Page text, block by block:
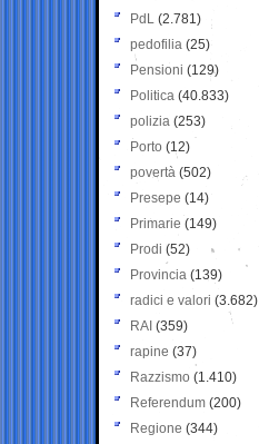
PdL (2.781)
pedofilia (25)
Pensioni (129)
Politica (40.833)
polizia (253)
Porto (12)
povertà (502)
Presepe (14)
Primarie (149)
Prodi (52)
Provincia (139)
radici e valori (3.682)
RAI (359)
rapine (37)
Razzismo (1.410)
Referendum (200)
Regione (344)